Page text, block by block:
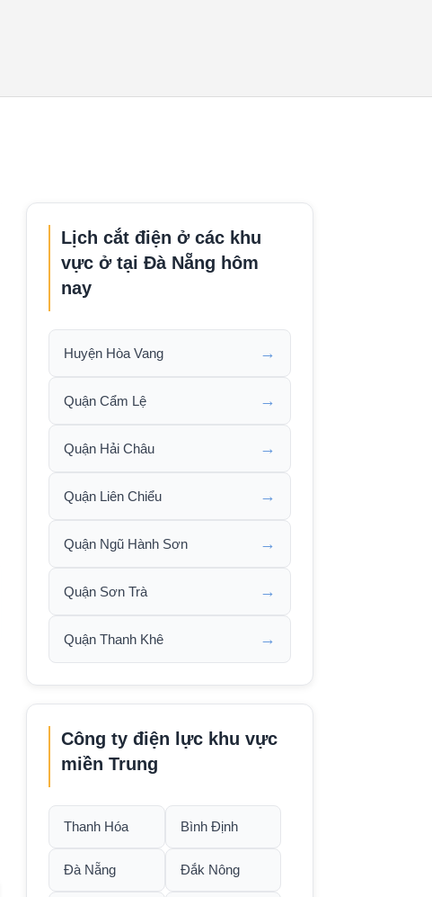
Lịch cắt điện ở các khu
vực ở tại Đà Nẵng hôm
nay
Huyện Hòa Vang →
Quận Cẩm Lệ →
Quận Hải Châu →
Quận Liên Chiểu →
Quận Ngũ Hành Sơn →
Quận Sơn Trà →
Quận Thanh Khê →
Công ty điện lực khu vực
miền Trung
Thanh Hóa Bình Định
Đà Nẵng Đắk Nông